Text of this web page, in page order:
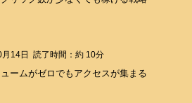
14日 読了時間：約 10分
ームがゼロでもアクセスが集まる